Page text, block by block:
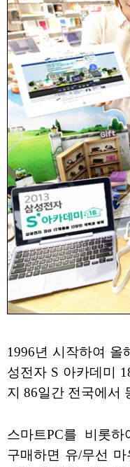
1996년 시작하여 올
성전자 S 아카데미
지 86일간 전국에서
스마트PC를 비롯
구매하면 유/무선